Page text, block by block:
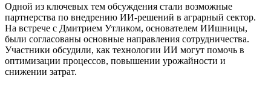
Одной из ключевых тем обсуждения стали возможные
партнерства по внедрению ИИ-решений в аграрный сектор.
На встрече с Дмитрием Утликом, основателем ИИшницы,
были согласованы основные направления сотрудничества.
Участники обсудили, как технологии ИИ могут помочь в
оптимизации процессов, повышении урожайности и
снижении затрат.